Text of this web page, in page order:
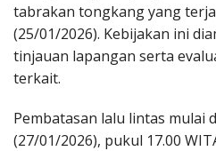
tabrakan tongkang yang
(25/01/2026). Kebijakan ini
tinjauan lapangan serta
terkait.
Pembatasan lalu lintas mulai
(27/01/2026), pukul 17.00